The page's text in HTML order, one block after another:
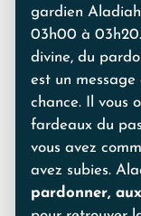
gardien
03h00 à
divine, du
est un
chance. Il vous
fardeaux du
vous avez
avez subies.
pardonner,